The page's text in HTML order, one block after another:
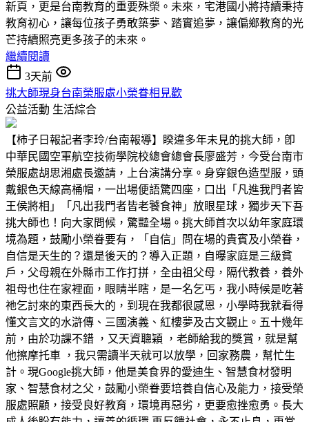
新頁，更是台南教育的重要殊榮。未來，宅港國小將持續秉持
教育初心，讓每位孩子勇敢築夢、踏實追夢，讓偏鄉教育的光
芒持續照亮更多孩子的未來。
繼續閱讀
3天前
挑大師現身台南榮服處小榮眷相見歡
公益活動 生活綜合
【柿子日報記者李玲/台南報導】睽違多年未見的挑大師，卽
中華民國空軍航空技術學院校總會總會長廖盛芳，今受台南市
榮服處胡思湘處長邀請，上台演講分享。身穿銀色造型服，頭
戴銀色天線高桶帽，一出場便語驚四座，口出「凡進我門者皆
王侯將相」「凡出我門者皆老饕食神」放眼星球，獨步天下吾
挑大師也！向大家問候，驚豔全場。挑大師首次以幼年家庭環
境為題，鼓勵小榮眷要有，「自信」問在場的貴賓及小榮眷，
自信是天生的？還是後天的？導入正題，自曝家庭是三級貧
戶，父母親在外縣市工作打拼，全由祖父母，隔代教養，養外
祖母也住在家裡面，眼睛半瞎，是一名乞丐，我小時候是吃著
祂乞討來的東西長大的，到現在我都很感恩，小學時我就看得
懂文言文的水滸傳、三國演義、紅樓夢及古文觀止。五十幾年
前，由於功課不錯 ，又天資聰穎 ，老師給我的獎賞，就是幫
他擦摩托車 ，我只需讀半天就可以放學，回家務農，幫忙生
計。現Google挑大師，他是美食界的愛迪生、智慧食材發明
家、智慧食材之父，鼓勵小榮眷要培養自信心及能力，接受榮
服處照顧，接受良好教育，環境再惡劣，更要愈挫愈勇。長大